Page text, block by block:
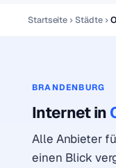
Startseite Städte
BRANDENBURG
Internet in
Alle Anbieter
einen Blick